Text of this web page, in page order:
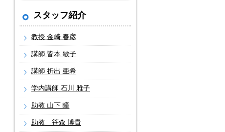
スタッフ紹介
教授 金崎 春彦
講師 皆本 敏子
講師 折出 亜希
学内講師 石川 雅子
助教 山下 瞳
助教 笹森 博貴